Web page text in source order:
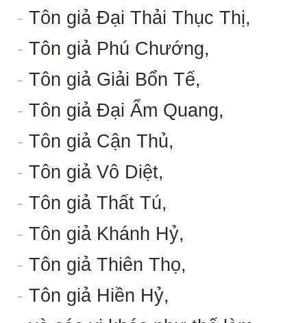
- Tôn giả Đại Thải Thục Thị,
- Tôn giả Phú Chướng,
- Tôn giả Giải Bổn Tế,
- Tôn giả Đại Ẩm Quang,
- Tôn giả Cận Thủ,
- Tôn giả Vô Diệt,
- Tôn giả Thất Tú,
- Tôn giả Khánh Hỷ,
- Tôn giả Thiên Thọ,
- Tôn giả Hiền Hỷ,